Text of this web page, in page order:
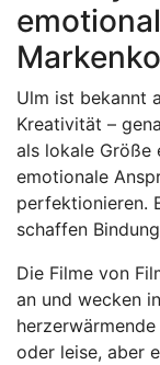
Ulm ist bekannt
Kreativität –
als lokale Größe
emotionale
perfektionieren.
schaffen
Die Filme von
an und wecken
oder leise, aber